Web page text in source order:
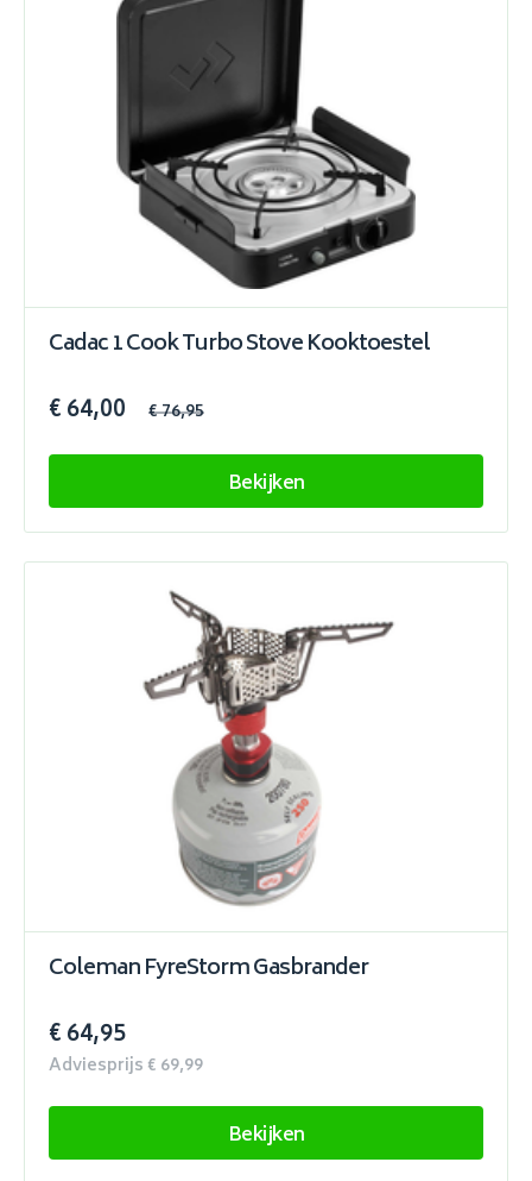
Cadac 1 Cook Turbo Stove Kooktoestel
€ 64,00 € 76,95
Bekijken
Coleman FyreStorm Gasbrander
€ 64,95
Adviesprijs € 69,99
Bekijken